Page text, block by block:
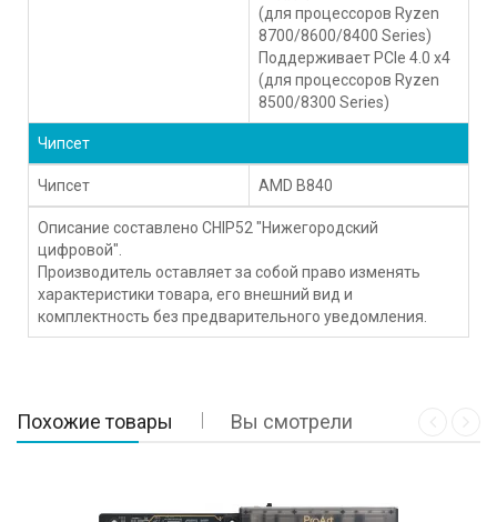
(для процессоров Ryzen
8700/8600/8400 Series)
Поддерживает PCIe 4.0 x4
(для процессоров Ryzen
8500/8300 Series)
Чипсет
Чипсет AMD B840
Описание составлено CHIP52 "Нижегородский
цифровой".
Производитель оставляет за собой право изменять
характеристики товара, его внешний вид и
комплектность без предварительного уведомления.
Похожие товары Вы смотрели